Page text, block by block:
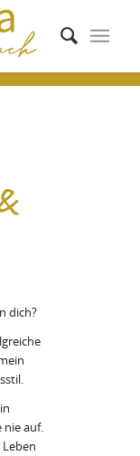
dich?
nie auf.
Leben